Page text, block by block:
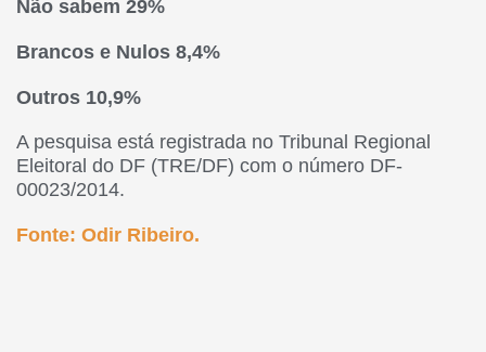
Não sabem 29%
Brancos e Nulos 8,4%
Outros 10,9%
A pesquisa está registrada no Tribunal Regional
Eleitoral do DF (TRE/DF) com o número DF-
00023/2014.
Fonte: Odir Ribeiro.